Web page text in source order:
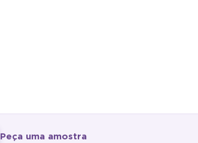
Peça uma amostra